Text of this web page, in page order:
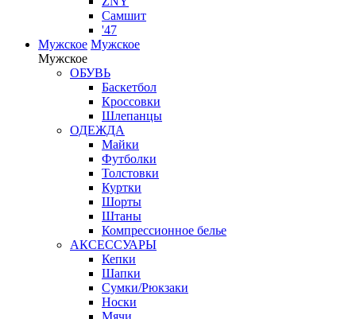
Самшит
'47
Мужское Мужское
Мужское
ОБУВЬ
Баскетбол
Кроссовки
Шлепанцы
ОДЕЖДА
Майки
Футболки
Толстовки
Куртки
Шорты
Штаны
Компрессионное белье
АКСЕССУАРЫ
Кепки
Шапки
Сумки/Рюкзаки
Носки
Мячи